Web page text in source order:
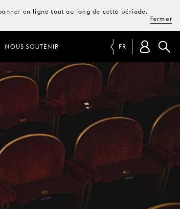
en ligne tout au long de cette période.
Fermer
NOUS SOUTENIR FR